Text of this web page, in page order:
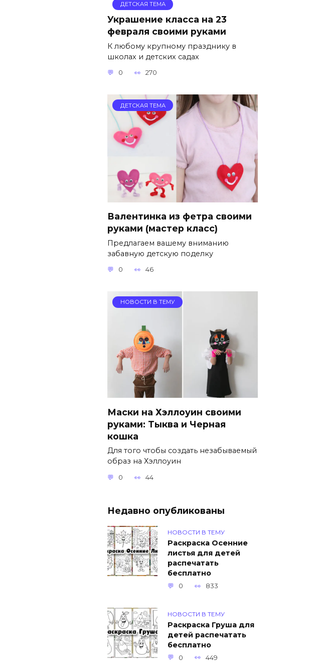
ДЕТСКАЯ ТЕМА
Украшение класса на 23
февраля своими руками
К любому крупному празднику в
школах и детских садах
0 270
ДЕТСКАЯ ТЕМА
Валентинка из фетра своими
руками (мастер класс)
Предлагаем вашему вниманию
забавную детскую поделку
0 46
НОВОСТИ В ТЕМУ
Маски на Хэллоуин своими
руками: Тыква и Черная
кошка
Для того чтобы создать незабываемый
образ на Хэллоуин
0 44
Недавно опубликованы
НОВОСТИ В ТЕМУ
Раскраска Осенние
листья для детей
распечатать
бесплатно
0 833
НОВОСТИ В ТЕМУ
Раскраска Груша для
детей распечатать
бесплатно
0 449